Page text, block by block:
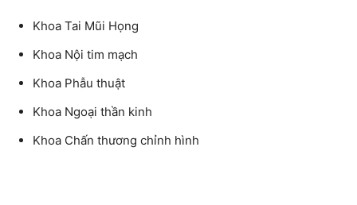
Khoa Tai Mũi Họng
Khoa Nội tim mạch
Khoa Phẫu thuật
Khoa Ngoại thần kinh
Khoa Chấn thương chỉnh hình